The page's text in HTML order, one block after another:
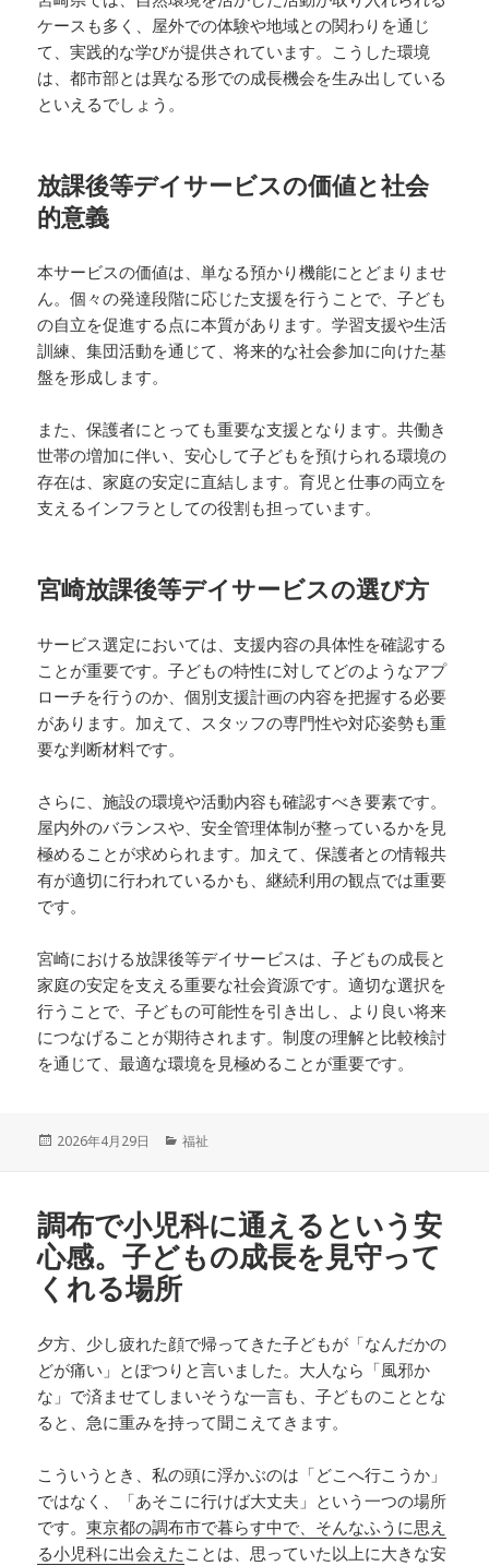
ケースも多く、屋外での体験や地域との関わりを通じ
て、実践的な学びが提供されています。こうした環境
は、都市部とは異なる形での成長機会を生み出している
といえるでしょう。
放課後等デイサービスの価値と社会
的意義
本サービスの価値は、単なる預かり機能にとどまりませ
ん。個々の発達段階に応じた支援を行うことで、子ども
の自立を促進する点に本質があります。学習支援や生活
訓練、集団活動を通じて、将来的な社会参加に向けた基
盤を形成します。
また、保護者にとっても重要な支援となります。共働き
世帯の増加に伴い、安心して子どもを預けられる環境の
存在は、家庭の安定に直結します。育児と仕事の両立を
支えるインフラとしての役割も担っています。
宮崎放課後等デイサービスの選び方
サービス選定においては、支援内容の具体性を確認する
ことが重要です。子どもの特性に対してどのようなアプ
ローチを行うのか、個別支援計画の内容を把握する必要
があります。加えて、スタッフの専門性や対応姿勢も重
要な判断材料です。
さらに、施設の環境や活動内容も確認すべき要素です。
屋内外のバランスや、安全管理体制が整っているかを見
極めることが求められます。加えて、保護者との情報共
有が適切に行われているかも、継続利用の観点では重要
です。
宮崎における放課後等デイサービスは、子どもの成長と
家庭の安定を支える重要な社会資源です。適切な選択を
行うことで、子どもの可能性を引き出し、より良い将来
につなげることが期待されます。制度の理解と比較検討
を通じて、最適な環境を見極めることが重要です。
投
2026年4月29日
カ
ー
福祉
調布で小児科に通えるという安
心感。子どもの成長を見守って
くれる場所
夕方、少し疲れた顔で帰ってきた子どもが「なんだかの
どが痛い」とぽつりと言いました。大人なら「風邪か
な」で済ませてしまいそうな一言も、子どものこととな
ると、急に重みを持って聞こえてきます。
こういうとき、私の頭に浮かぶのは「どこへ行こうか」
ではなく、「あそこに行けば大丈夫」という一つの場所
です。東京都の調布市で暮らす中で、そんなふうに思え
る小児科に出会えた ことは、思っていた以上に大きな安